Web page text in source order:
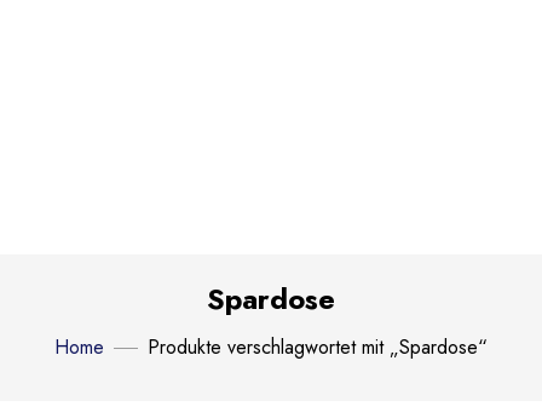
Spardose
Home Produkte verschlagwortet mit „Spardose“